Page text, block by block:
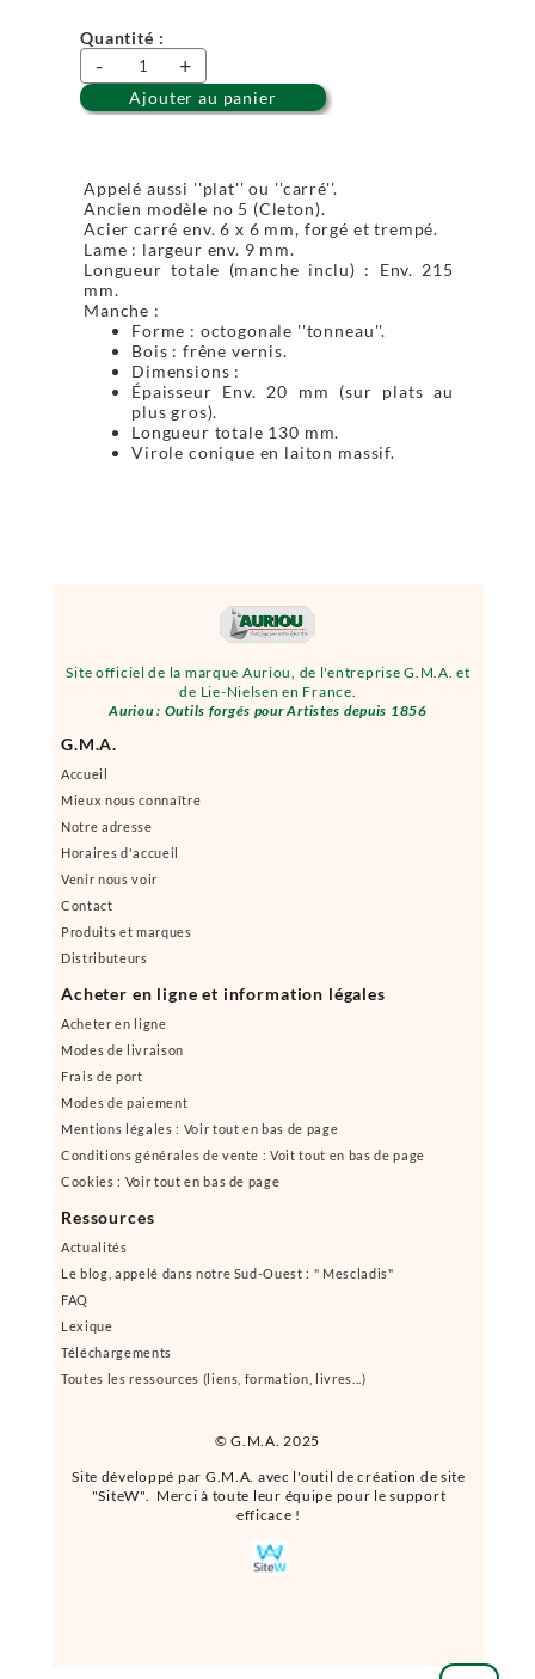
© G.M.A. 2025
Site officiel de la marque Auriou, de l'entreprise G.M.A. et
de Lie-Nielsen en France.
Auriou : Outils forgés pour Artistes depuis 1856
Site développé par G.M.A. avec l'outil de création de site
"SiteW". Merci à toute leur équipe pour le support
efficace !
G.M.A.
Accueil
Mieux nous connaître
Notre adresse
Horaires d'accueil
Venir nous voir
Contact
Produits et marques
Distributeurs
Acheter en ligne et information légales
Acheter en ligne
Modes de livraison
Frais de port
Modes de paiement
Mentions légales : Voir tout en bas de page
Conditions générales de vente : Voit tout en bas de page
Cookies : Voir tout en bas de page
Ressources
Actualités
Le blog, appelé dans notre Sud-Ouest : " Mescladis"
FAQ
Lexique
Téléchargements
Toutes les ressources (liens, formation, livres...)
Quantité :
- +
Ajouter au panier
Appelé aussi ''plat'' ou ''carré''.
Ancien modèle no 5 (Cleton).
Acier carré env. 6 x 6 mm, forgé et trempé.
Lame : largeur env. 9 mm.
Longueur totale (manche inclu) : Env. 215
mm.
Manche :
Forme : octogonale ''tonneau''.
Bois : frêne vernis.
Dimensions :
Épaisseur Env. 20 mm (sur plats au
plus gros).
Longueur totale 130 mm.
Virole conique en laiton massif.